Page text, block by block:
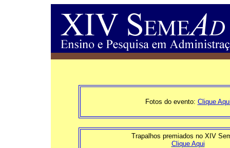
Fotos do evento: Clique
Trapalhos premiados no XIV
Clique Aqui